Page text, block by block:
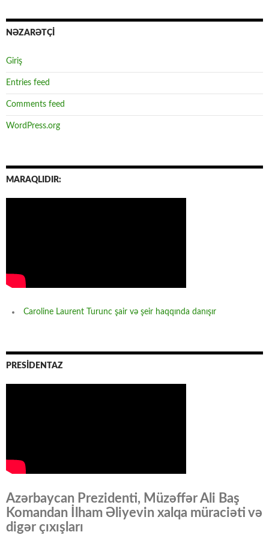
NƏZARƏTÇİ
Giriş
Entries feed
Comments feed
WordPress.org
MARAQLIDIR:
Caroline Laurent Turunc şair və şeir haqqında danışır
PRESİDENTAZ
Azərbaycan Prezidenti, Müzəffər Ali Baş
Komandan İlham Əliyevin xalqa müraciəti və
digər çıxışları